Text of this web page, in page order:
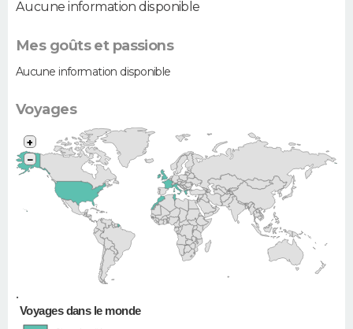
Aucune information disponible
Mes goûts et passions
Aucune information disponible
Voyages
•
+
−
Voyages dans le monde